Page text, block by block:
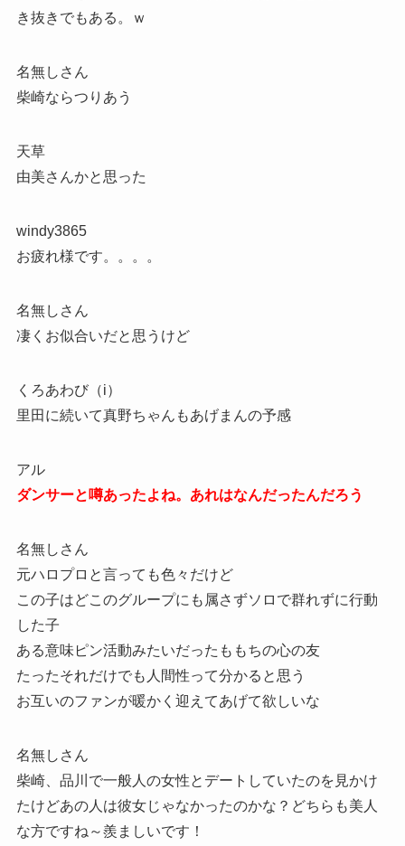
き抜きでもある。ｗ
名無しさん
柴崎ならつりあう
天草
由美さんかと思った
windy3865
お疲れ様です。。。。
名無しさん
凄くお似合いだと思うけど
くろあわび（i）
里田に続いて真野ちゃんもあげまんの予感
アル
ダンサーと噂あったよね。あれはなんだったんだろう
名無しさん
元ハロプロと言っても色々だけど
この子はどこのグループにも属さずソロで群れずに行動
した子
ある意味ピン活動みたいだったももちの心の友
たったそれだけでも人間性って分かると思う
お互いのファンが暖かく迎えてあげて欲しいな
名無しさん
柴崎、品川で一般人の女性とデートしていたのを見かけ
たけどあの人は彼女じゃなかったのかな？どちらも美人
な方ですね～羨ましいです！